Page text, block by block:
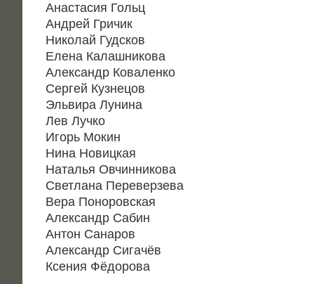
Ана­ста­сия Гольц
Андрей Гричик
Нико­лай Гудсков
Еле­на Калашникова
Алек­сандр Коваленко
Сер­гей Кузнецов
Эль­ви­ра Лунина
Лев Лучко
Игорь Мокин
Нина Новицкая
Ната­лья Овчинникова
Свет­ла­на Переверзева
Вера Поноровская
Алек­сандр Сабин
Антон Санаров
Алек­сандр Сигачёв
Ксе­ния Фёдорова